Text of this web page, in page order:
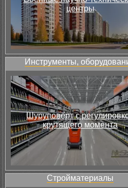
центры
Инструменты,
Шуруповёрт с
крутящего момента
Стройматериалы